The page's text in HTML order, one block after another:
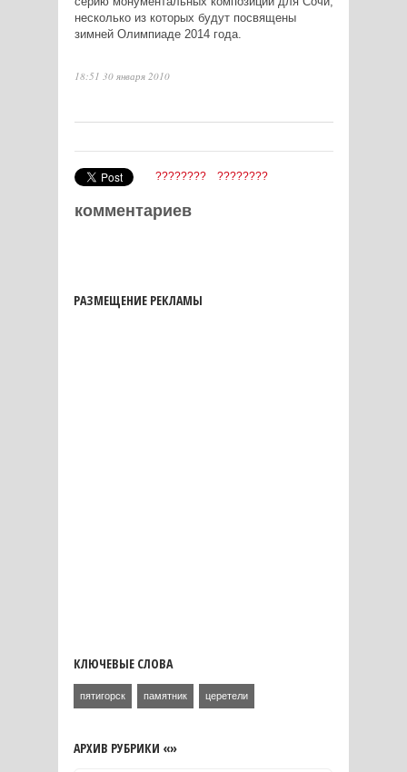
несколько из которых будут посвящены
зимней Олимпиаде 2014 года.
18:51 30 января 2010
???????? ????????
комментариев
РАЗМЕЩЕНИЕ РЕКЛАМЫ
КЛЮЧЕВЫЕ СЛОВА
пятигорск памятник церетели
АРХИВ РУБРИКИ «»